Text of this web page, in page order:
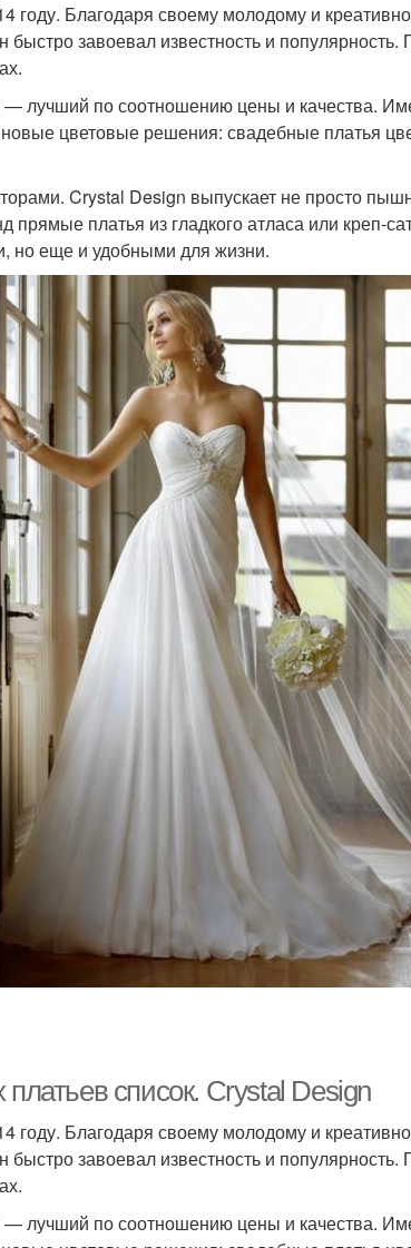
году. Благодаря своему молодому и
завоевал известность и популярность.
лучший по соотношению цены и качества.
новые цветовые решения: свадебные платья
Crystal Design выпускает не просто
прямые платья из гладкого атласа или креп-
но еще и удобными для жизни.
список. Crystal Design
году. Благодаря своему молодому и
завоевал известность и популярность.
лучший по соотношению цены и качества.